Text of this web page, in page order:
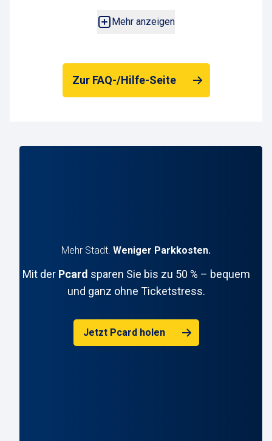
Mehr anzeigen
Zur FAQ-/Hilfe-Seite
Mehr Stadt. Weniger Parkkosten.
Mit der Pcard sparen Sie bis zu 50 % – bequem
und ganz ohne Ticketstress.
Jetzt Pcard holen